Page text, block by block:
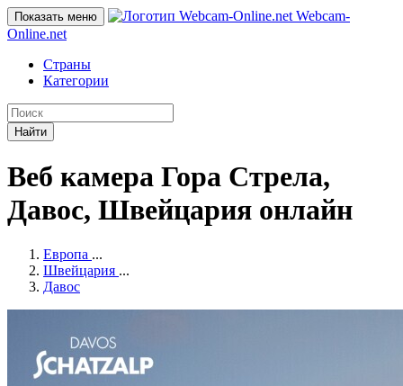
Показать меню
Webcam-
Online.net
Страны
Категории
Найти
Веб камера Гора Стрела,
Давос, Швейцария онлайн
Европа ...
Швейцария ...
Давос